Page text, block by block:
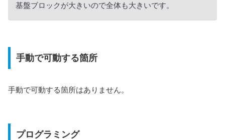
基盤ブロックが大きいので全体も大きいです。
手動で可動する箇所
手動で可動する箇所はありません。
プログラミング